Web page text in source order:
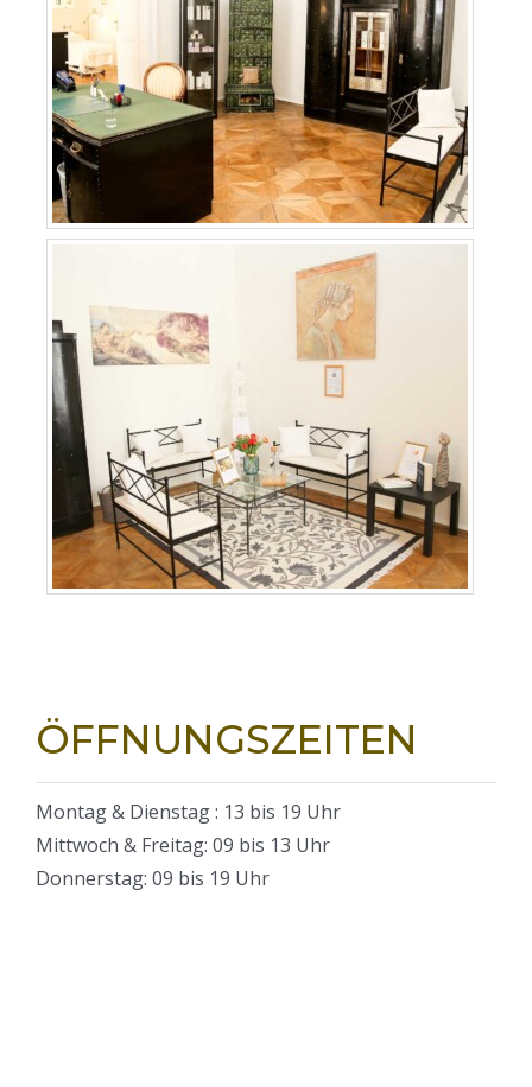
ÖFFNUNGSZEITEN
Montag & Dienstag : 13 bis 19 Uhr
Mittwoch & Freitag: 09 bis 13 Uhr
Donnerstag: 09 bis 19 Uhr